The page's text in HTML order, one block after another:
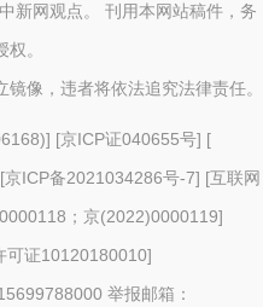
新网观点。 刊用本网站稿件，务
。
像，违者将依法追究法律责任。
] [京ICP证040655号] [
京ICP备2021034286号-7] [互联网
；京(2022)0000119]
可证10120180010]
举报邮箱：